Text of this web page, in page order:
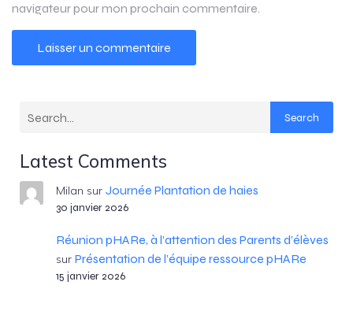
navigateur pour mon prochain commentaire.
Search
Latest Comments
Milan sur Journée Plantation de haies
30 janvier 2026
Réunion pHARe, à l’attention des Parents d’élèves
sur Présentation de l’équipe ressource pHARe
15 janvier 2026